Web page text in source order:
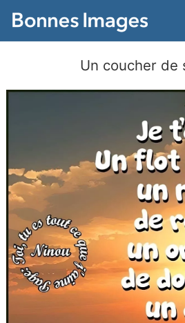
Un coucher de